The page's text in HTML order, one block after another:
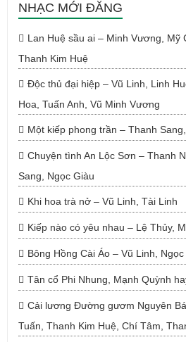
NHẠC MỚI ĐĂNG
Lan Huệ sầu ai – Minh Vương, Mỹ
Thanh Kim Huệ
Độc thủ đại hiệp – Vũ Linh, Linh
Hoa, Tuấn Anh, Vũ Minh Vương
Một kiếp phong trần – Thanh
Chuyện tình An Lộc Sơn – Thanh
Sang, Ngọc Giàu
Khi hoa trà nở – Vũ Linh, Tài Linh
Kiếp nào có yêu nhau – Lệ Thủy,
Bông Hồng Cài Áo – Vũ Linh, Ngọc
Tân cổ Phi Nhung, Mạnh Quỳnh
Cải lương Đường gươm Nguyên
Tuấn, Thanh Kim Huệ, Chí Tâm,